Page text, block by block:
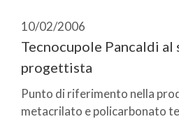
10/02/2006
Tecnocupole Pancaldi al
progettista
Punto di riferimento nella
metacrilato e policarbonato